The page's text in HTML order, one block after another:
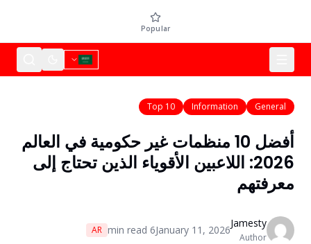
Popular
General
Information
Top 10
أفضل 10 منظمات غير حكومية في العالم
2026: اللاعبين الأقوياء الذين تحتاج إلى
معرفتهم
Jamesty
Author
January 11, 2026
6
AR